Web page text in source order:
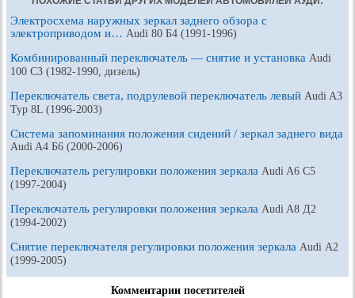
Электросхема наружных зеркал заднего обзора с
электроприводом и… Audi 80 Б4 (1991-1996)
Комбинированный переключатель — снятие и установка Audi
100 С3 (1982-1990, дизель)
Переключатель света, подрулевой переключатель левый Audi A3
Typ 8L (1996-2003)
Система запоминания положения сидений / зеркал заднего вида
Audi A4 Б6 (2000-2006)
Переключатель регулировки положения зеркала Audi A6 С5
(1997-2004)
Переключатель регулировки положения зеркала Audi A8 Д2
(1994-2002)
Снятие переключателя регулировки положения зеркала Audi А2
(1999-2005)
Комментарии посетителей